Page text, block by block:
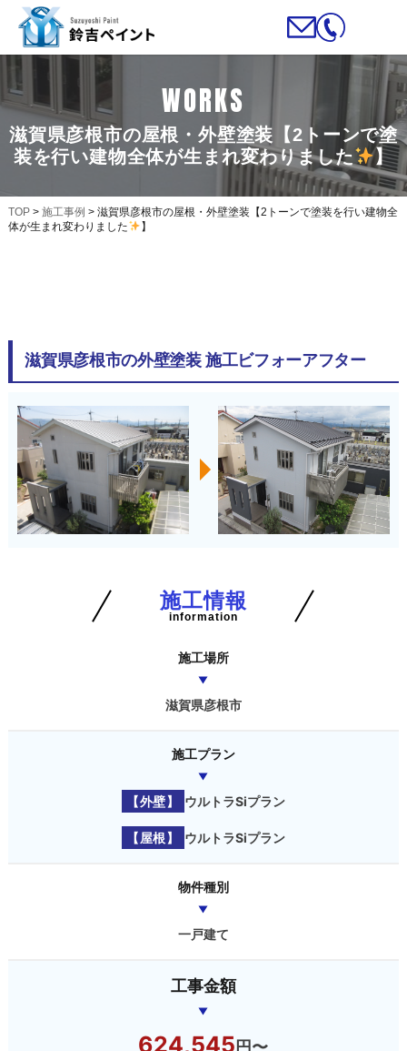
WORKS
滋賀県彦根市の屋根・外壁塗装【2トーンで塗
装を行い建物全体が生まれ変わりました
】
TOP> 施工事例 > 滋賀県彦根市の屋根・外壁塗装【2トーンで塗装を行い建物全
体が生まれ変わりました
】
滋賀県彦根市の外壁塗装 施工ビフォーアフター
施工情報
information
施工場所
滋賀県彦根市
施工プラン
【外壁】 ウルトラSiプラン
【屋根】 ウルトラSiプラン
物件種別
一戸建て
工事金額
624,545